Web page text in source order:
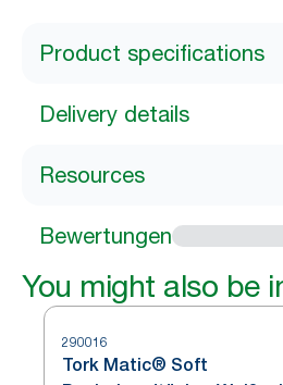
Product specifications
Delivery details
Resources
Bewertungen
You might also be
290016
Tork Matic® Soft